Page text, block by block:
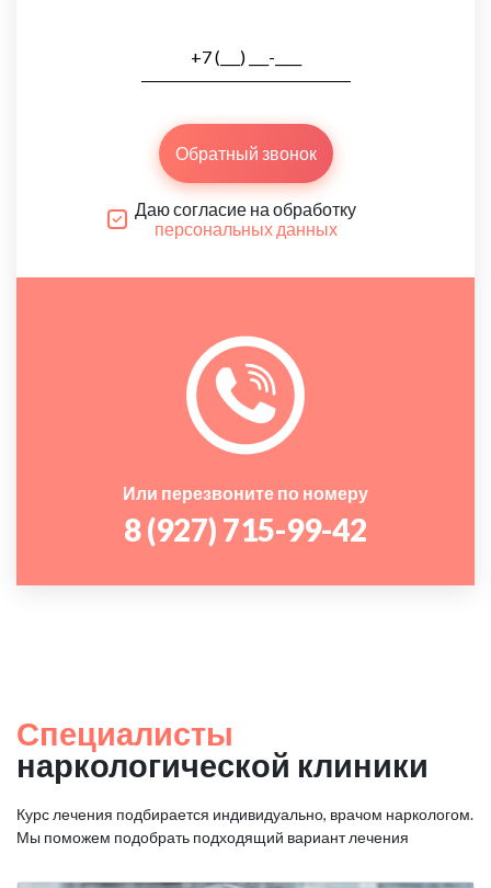
Обратный звонок
Даю согласие на обработку
персональных данных
Или перезвоните по номеру
8 (927) 715-99-42
Специалисты
наркологической клиники
Курс лечения подбирается индивидуально, врачом наркологом.
Мы поможем подобрать подходящий вариант лечения